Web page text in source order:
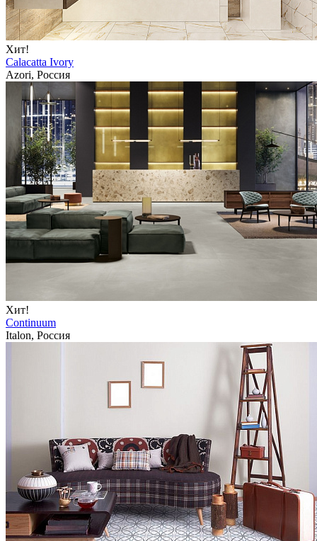
Хит!
Calacatta Ivory
Azori, Россия
Хит!
Continuum
Italon, Россия